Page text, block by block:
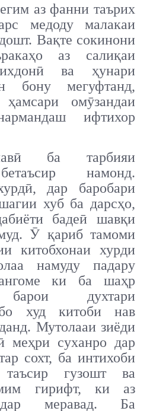
аз фанни таърих
медоду малакаи
Вақте сокинони
аз салиқаи
ва ҳунари
бону мегуфтанд,
омӯзандаи
ифтихор
ба тарбияи
намонд.
дар баробари
хуб ба дарсҳо,
бадеӣ шавқи
Ӯ қариб тамоми
китобхонаи хурди
намуду падару
ки ба шаҳр
барои духтари
худ китоби нав
Мутолааи зиёди
меҳри суханро дар
сохт, ба интихоби
гузошт ва
гирифт, ки аз
меравад. Ба